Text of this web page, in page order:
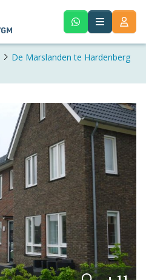
De Marslanden te Hardenberg